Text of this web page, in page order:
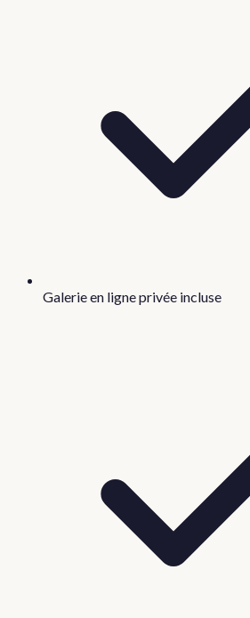
Galerie en ligne privée incluse